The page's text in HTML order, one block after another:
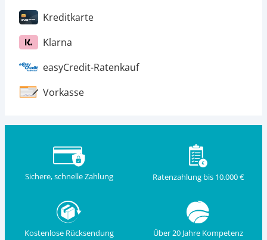
Kreditkarte
Klarna
easyCredit-Ratenkauf
Vorkasse
Sichere, schnelle Zahlung Ratenzahlung bis 10.000 €
Kostenlose Rücksendung Über 20 Jahre Kompetenz